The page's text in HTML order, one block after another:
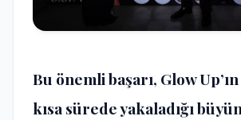
Bu önemli başarı, Glow
kısa sürede yakaladığı